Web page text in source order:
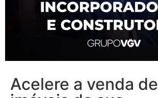
Acelere a venda de